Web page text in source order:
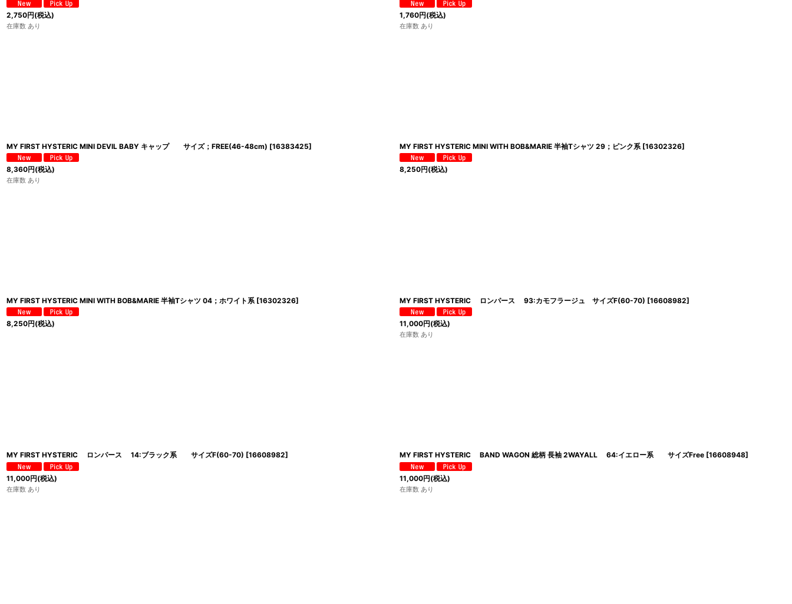
2,750円(税込)
在庫数 あり
1,760円(税込)
在庫数 あり
MY FIRST HYSTERIC MINI DEVIL BABY キャップ サイズ；FREE(46-48cm) [16383425]
8,360円(税込)
在庫数 あり
MY FIRST HYSTERIC MINI WITH BOB&MARIE 半袖Tシャツ 29；ピンク系 [16302326]
8,250円(税込)
MY FIRST HYSTERIC MINI WITH BOB&MARIE 半袖Tシャツ 04；ホワイト系 [16302326]
8,250円(税込)
MY FIRST HYSTERIC ロンパース 93:カモフラージュ サイズF(60-70) [16608982]
11,000円(税込)
在庫数 あり
MY FIRST HYSTERIC ロンパース 14:ブラック系 サイズF(60-70) [16608982]
11,000円(税込)
在庫数 あり
MY FIRST HYSTERIC BAND WAGON 総柄 長袖 2WAYALL 64:イエロー系 サイズFree [16608948]
11,000円(税込)
在庫数 あり